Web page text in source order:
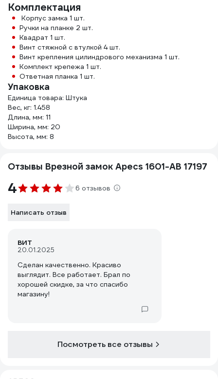
Комплектация
Корпус замка 1 шт.
Ручки на планке 2 шт.
Квадрат 1 шт.
Винт стяжной с втулкой 4 шт.
Винт крепления цилиндрового механизма 1 шт.
Комплект крепежа 1 шт.
Ответная планка 1 шт.
Упаковка
Единица товара: Штука
Вес, кг: 1.458
Длина, мм: 11
Ширина, мм: 20
Высота, мм: 8
Отзывы Врезной замок Apecs 1601-AB 17197
4 6 отзывов
Написать отзыв
ВИТ
20.01.2025
Сделан качественно. Красиво
выглядит. Все работает. Брал по
хорошей скидке, за что спасибо
магазину!
Посмотреть все отзывы